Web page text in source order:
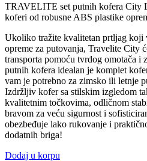
TRAVELITE set putnih kofera City
koferi od robusne ABS plastike
Ukoliko tražite kvalitetan prtljag koji
opreme za putovanja, Travelite City
transporta pomoću tvrdog omotača
putnih kofera idealan je komplet
vam je potrebno za zimsko ili letnje
Izdržljiv kofer sa stilskim izgledom
kvalitetnim točkovima, odličnom
bravom za veću sigurnost i
obezbeđuje lako rukovanje i
dodatnih briga!
Dodaj u korpu